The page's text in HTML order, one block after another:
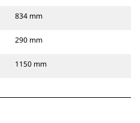
834 mm
290 mm
1150 mm